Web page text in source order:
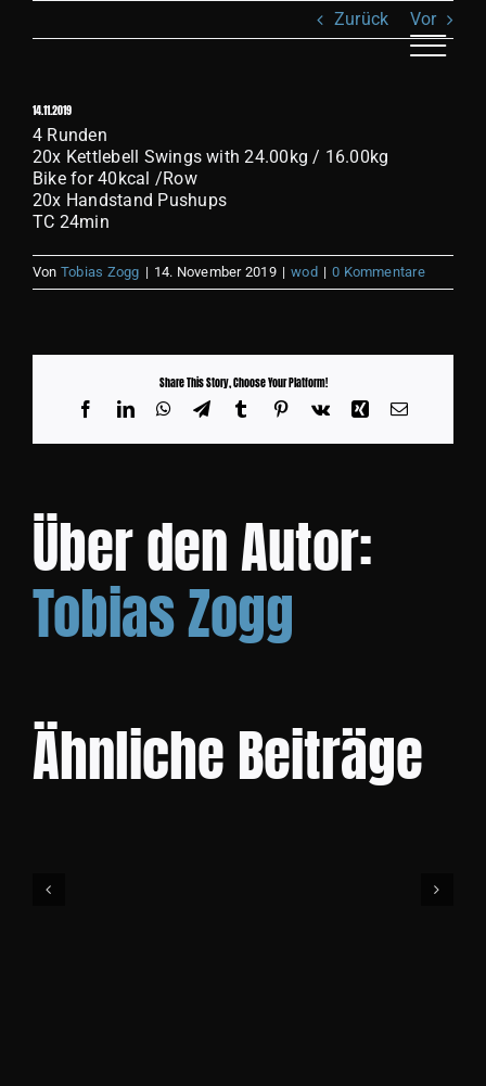
Toggle
Zurück Vor
14.11.2019
4 Runden
20x Kettlebell Swings with 24.00kg / 16.00kg
Bike for 40kcal /Row
20x Handstand Pushups
TC 24min
Von Tobias Zogg | 14. November 2019 | wod | 0 Kommentare
Share This Story, Choose Your Platform!
FacebookLinkedInWhatsApp
TelegramTumblrPinterest
Vk Xing E-
Über den Autor:
Tobias Zogg
Ähnliche Beiträge